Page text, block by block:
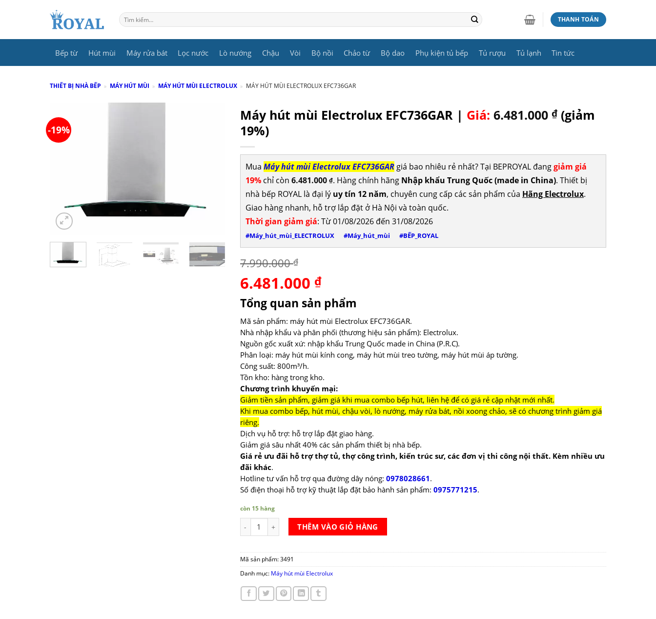
Tìm
kiếm:
THANH TOÁN
Bếp từ Hút mùi Máy rửa bát Lọc nước Lò nướng Chậu Vòi Bộ nồi Chảo từ Bộ dao Phụ kiện tủ bếp Tủ rượu Tủ lạnh Tin tức
THIẾT BỊ NHÀ BẾP » MÁY HÚT MÙI » MÁY HÚT MÙI ELECTROLUX » MÁY HÚT MÙI ELECTROLUX EFC736GAR
-19%
Máy hút mùi Electrolux EFC736GAR | Giá: 6.481.000 ₫(giảm
19%)
Mua Máy hút mùi Electrolux EFC736GARgiá bao nhiêu rẻ nhất? Tại BEPROYAL đanggiảm giá
19%chỉ còn 6.481.000 ₫. Hàng chính hãng Nhập khẩu Trung Quốc (made in China). Thiết bị
nhà bếp ROYAL là đại lý uy tín 12 năm, chuyên cung cấp các sản phẩm của Hãng Electrolux.
Giao hàng nhanh, hỗ trợ lắp đặt ở Hà Nội và toàn quốc.
Thời gian giảm giá: Từ 01/08/2026 đến 31/08/2026
#Máy_hút_mùi_ELECTROLUX #Máy_hút_mùi #BẾP_ROYAL
7.990.000₫
Giá
gốc
là:
7.990.000 ₫.
6.481.000 ₫Giá
tại
là:
6.481.000 ₫.
Tổng quan sản phẩm
Mã sản phẩm: máy hút mùi Electrolux EFC736GAR.
Nhà nhập khẩu và phân phối (thương hiệu sản phẩm): Electrolux.
Nguồn gốc xuất xứ: nhập khẩu Trung Quốc made in China (P.R.C).
Phân loại: máy hút mùi kính cong, máy hút mùi treo tường, máy hút mùi áp tường.
Công suất: 800m³/h.
Tồn kho: hàng trong kho.
Chương trình khuyến mại:
Giảm tiền sản phẩm, giảm giá khi mua combo bếp hút, liên hệ để có giá rẻ cập nhật mới nhất.
Khi mua combo bếp, hút mùi, chậu vòi, lò nướng, máy rửa bát, nồi xoong chảo, sẽ có chương trình giảm giá
riêng.
Dịch vụ hỗ trợ: hỗ trợ lắp đặt giao hàng.
Giảm giá sâu nhất 40% các sản phẩm thiết bị nhà bếp.
Giá rẻ ưu đãi hỗ trợ thợ tủ, thợ công trình, kiến trúc sư, các đơn vị thi công nội thất. Kèm nhiều ưu
đãi khác.
Hotline tư vấn hỗ trợ qua đường dây nóng: 0978028661.
Số điện thoại hỗ trợ kỹ thuật lắp đặt bảo hành sản phẩm: 0975771215.
còn 15 hàng
Máy hút mùi Electrolux EFC736GAR số lượng
THÊM VÀO GIỎ HÀNG
Mã sản phẩm: 3491
Danh mục: Máy hút mùi Electrolux